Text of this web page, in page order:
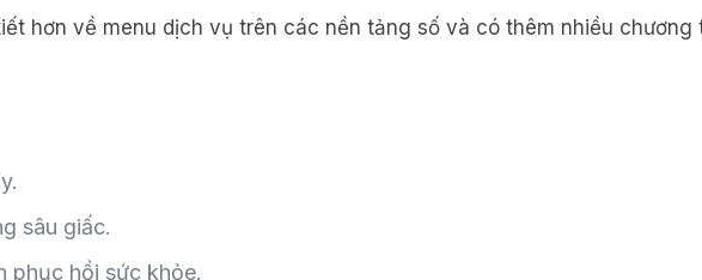
hơn về menu dịch vụ trên các nền tảng số và có thêm nhiều chương
sâu giấc.
phục hồi sức khỏe.